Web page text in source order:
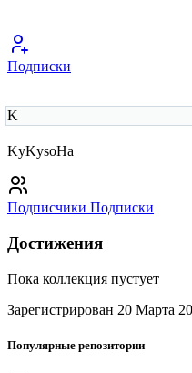
Подписки
K
KyKysoHa
Подписчики Подписки
Достижения
Пока коллекция пустует
Зарегистрирован 20 Марта
Популярные репозитории